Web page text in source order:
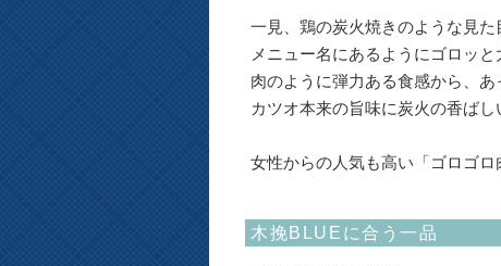
一見、鶏の炭火焼きのような見た
メニュー名にあるようにゴロッ
肉のように弾力ある食感から、
カツオ本来の旨味に炭火の香ば
女性からの人気も高い「ゴロゴロ
木挽BLUEに合う一品